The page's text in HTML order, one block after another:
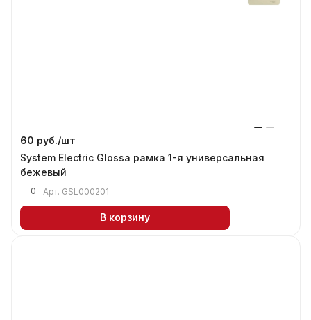
60 руб./шт
System Electric Glossa рамка 1-я универсальная
бежевый
0 Арт. GSL000201
В корзину